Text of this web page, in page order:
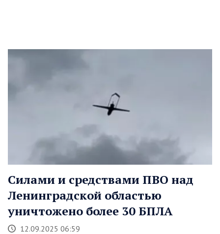
Силами и средствами ПВО над
Ленинградской областью
уничтожено более 30 БПЛА
12.09.2025 06:59